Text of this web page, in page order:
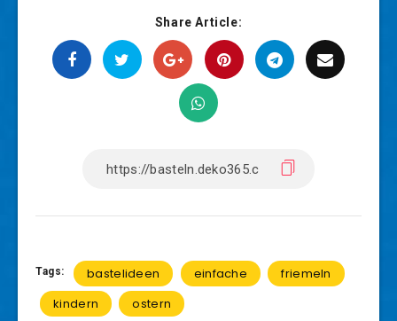
Share Article:
Tags: bastelideen einfache
friemeln
kindern
ostern